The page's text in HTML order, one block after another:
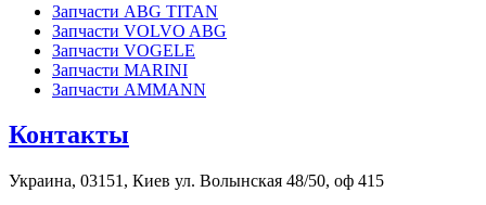
Запчасти ABG TITAN
Запчасти VOLVO ABG
Запчасти VOGELE
Запчасти MARINI
Запчасти AMMANN
Контакты
Украина, 03151, Киев ул. Волынская 48/50, оф 415